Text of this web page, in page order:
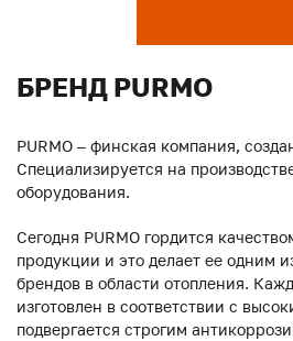
БРЕНД PURMO
PURMO – финская компания,
Специализируется на
оборудования.
Сегодня PURMO гордится
продукции и это делает ее одним
брендов в области отопления.
изготовлен в соответствии с
подвергается строгим